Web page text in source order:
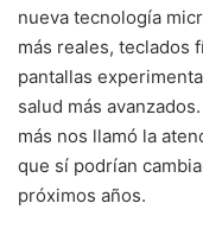
nueva tecnología
más reales, teclados
pantallas
salud más
más nos llamó la
que sí podrían
próximos años.